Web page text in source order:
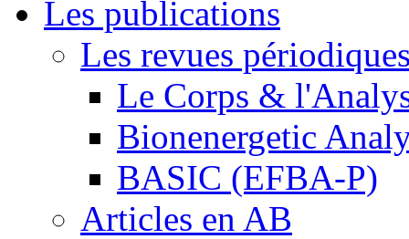
Les publications
Les revues
Le Corps &
Bionenergetic
BASIC (EFBA-P)
Articles en AB